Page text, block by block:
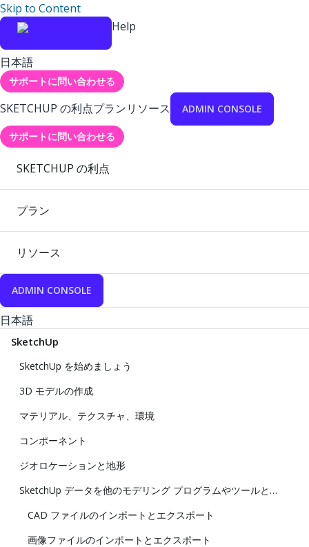
Skip to Content
Help
日本語
サポートに問い合わせる
SKETCHUP の利点プランリソース ADMIN CONSOLE
サポートに問い合わせる
SKETCHUP の利点
プラン
リソース
ADMIN CONSOLE
日本語
SketchUp
SketchUp を始めましょう
3D モデルの作成
マテリアル、テクスチャ、環境
コンポーネント
ジオロケーションと地形
SketchUp データを他のモデリング プログラムやツールと共に使用する
CAD ファイルのインポートとエクスポート
画像ファイルのインポートとエクスポート